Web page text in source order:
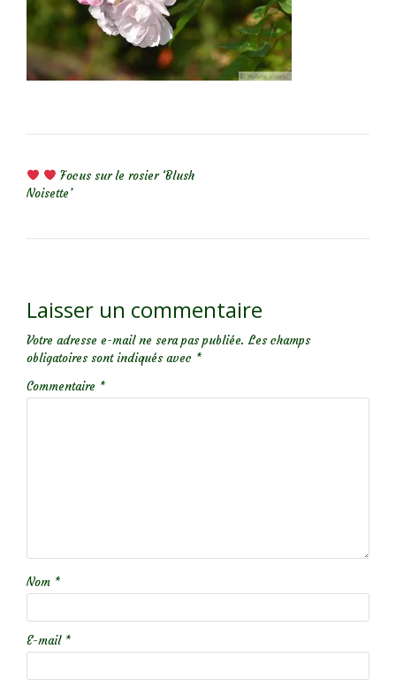
Focus sur le rosier ‘Blush
Noisette’
Laisser un commentaire
Votre adresse e-mail ne sera pas publiée. Les champs
obligatoires sont indiqués avec *
Commentaire *
Nom *
E-mail *